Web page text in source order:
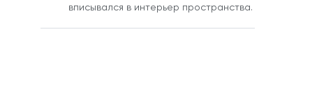
вписывался в интерьер пространства.